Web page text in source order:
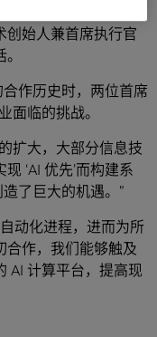
创始人兼首席执行官
作历史时，两位首席
面临的挑战。
扩大，大部分信息技
‘AI 优先’而构建系
了巨大的机遇。”
动化进程，进而为所
合作，我们能够触及
AI 计算平台，提高现